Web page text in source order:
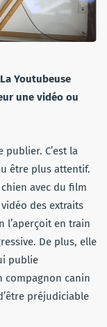
Youtubeuse
une vidéo ou
C’est la
être plus attentif.
avec du film
des extraits
l’aperçoit en train
De plus, elle
publie
compagnon canin
préjudiciable